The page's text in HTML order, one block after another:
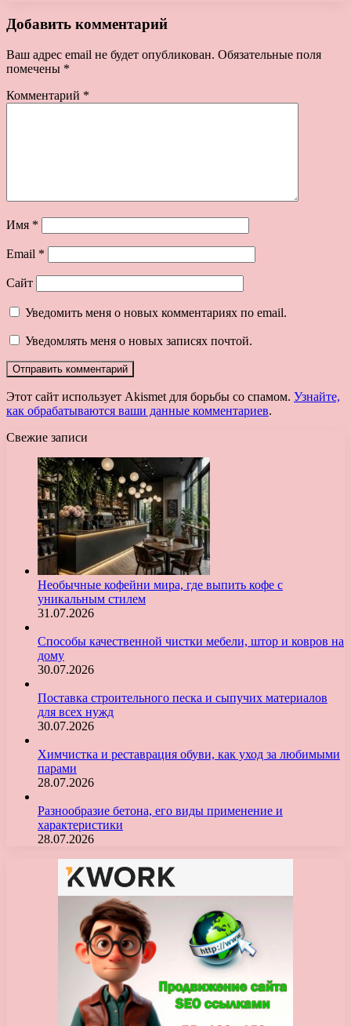
Добавить комментарий
Ваш адрес email не будет опубликован. Обязательные поля
помечены *
Комментарий *
Имя *
Email *
Сайт
Уведомить меня о новых комментариях по email.
Уведомлять меня о новых записях почтой.
Этот сайт использует Akismet для борьбы со спамом. Узнайте,
как обрабатываются ваши данные комментариев.
Свежие записи
Необычные кофейни мира, где выпить кофе с
уникальным стилем
31.07.2026
Способы качественной чистки мебели, штор и ковров на
дому
30.07.2026
Поставка строительного песка и сыпучих материалов
для всех нужд
30.07.2026
Химчистка и реставрация обуви, как уход за любимыми
парами
28.07.2026
Разнообразие бетона, его виды применение и
характеристики
28.07.2026